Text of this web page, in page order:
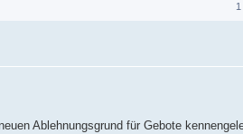
Ablehnungsgrund für Gebote